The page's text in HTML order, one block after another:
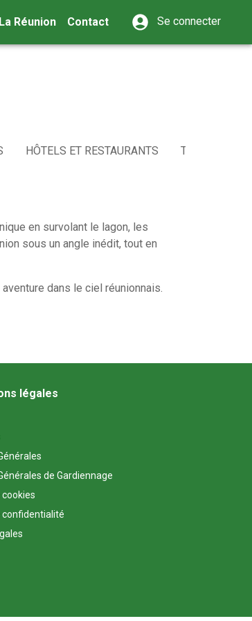
Réunion Contact Se connecter
HÔTELS ET RESTAURANTS TRANSPORT
en survolant le lagon, les
sous un angle inédit, tout en
dans le ciel réunionnais.
légales
de Gardiennage
cookies
confidentialité